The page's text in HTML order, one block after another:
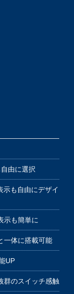
由に選択
示も自由にデザイ
示も簡単に
一体に搭載可能
UP
群のスイッチ感触